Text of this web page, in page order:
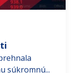
súkromnú...